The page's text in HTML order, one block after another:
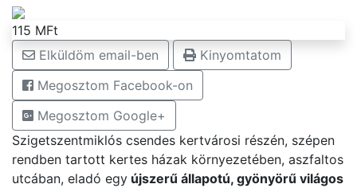
115 MFt
Elküldöm email-ben
Kinyomtatom
Megosztom Facebook-on
Megosztom Google+
Szigetszentmiklós csendes kertvárosi részén, szépen
rendben tartott kertes házak környezetében, aszfaltos
utcában, eladó egy újszerű állapotú, gyönyörű világos